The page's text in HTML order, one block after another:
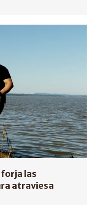
forja las
atraviesa